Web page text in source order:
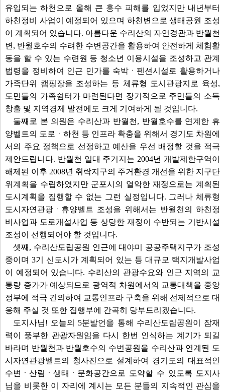
유입되는 하천으로 올해 큰 홍수 피해를 입었지만 내년부터
하천정비 사업이 예정되어 있으며 하천변으로 생태공원 조성
이 계획되어 있습니다. 아름다운 수리산의 자연경관과 반월천
변, 반월호수의 수려한 수변공간을 활용하여 안전하게 체험활
동을 할 수 있는 수련원 등 청소년 이용시설을 조성하고 관계
법령을 정비하여 인근 민가를 숙박ㆍ펜션시설로 활용하거나
가족단위 캠핑장을 조성하는 등 체류형 도시관광지로 육성,
도민들의 가족쉼터가 마련된다면 장기적으로 주민들의 소득
창출 및 지역경제 발전에도 크게 기여하게 될 것입니다.
둘째로 본 의원은 수리산과 반월천, 반월호수를 연계한 휴
양벨트의 도로ㆍ하천 등 인프라 확충을 위해서 경기도 차원에
서의 주요 정책으로 선정하고 예산을 우선 배정할 것을 적극
제안드립니다. 반월천 일대 주거지는 2004년 개발제한구역이
해제된 이후 2008년 취락지구의 주거환경 개선을 위한 지구단
위계획을 수립하였지만 군포시의 열악한 재정으로는 계획된
도시계획을 집행할 수 없는 그런 실정입니다. 그러나 체류형
도시자연관광ㆍ휴양벨트 조성을 위해서는 반월천의 하천정
비사업과 도로개설사업 등 상당한 재정이 수반되는 기반시설
조성이 선행되어야 할 것입니다.
셋째, 수리산도립공원 인근에 대야미 공공주택지구가 조성
중이며 3기 신도시가 계획되어 있는 등 대규모 택지개발사업
이 예정되어 있습니다. 수리산의 관광수요와 인근 지역의 교
통량 증가가 예상되므로 광역적 차원에서의 교통대책을 중앙
정부에 적극 건의하여 교통인프라 구축을 위해 선제적으로 대
응해 주실 것 또한 집행부에 간곡히 당부드리겠습니다.
도지사님! 오늘의 5분발언을 통해 수리산도립공원이 잠재
력이 풍부한 관광자원임을 다시 한번 인식하는 계기가 되길
바라며 반월천과 반월호수의 수변공원을 수리산과 연계된 도
시자연관광벨트의 청사진으로 설계하여 경기도의 대표적인
수변ㆍ산림ㆍ생태ㆍ문화공간으로 도약할 수 있도록 도지사
님을 비롯한 이 자리에 계시는 모든 분들의 지속적인 관심을